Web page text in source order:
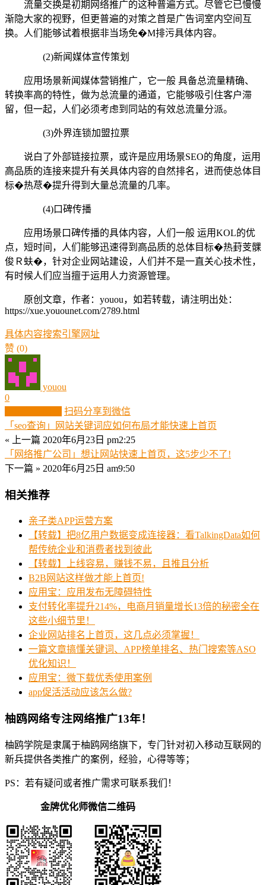
流量交换是初期网络推广的这种普遍方式。尽管它已慢慢
渐隐大家的视野，但更普遍的对策之首是广告词室内空间互
换。人们能够试着根据非当场免�M排污具体内容。
(2)新闻媒体宣传策划
应用场景新闻媒体营销推广，它一般 具备总流量精确、
转换率高的特性，做为总流量的通道，它能够吸引住客户滞
留，但一起，人们必须考虑到同站的有效总流量分派。
(3)外界连锁加盟拉票
说白了外部链接拉票，或许是应用场景SEO的角度，运用
高品质的连接来提升有关具体内容的自然排名，进而使总体目
标�热荩�提升得到大量总流量的几率。
(4)口碑传播
应用场景口碑传播的具体内容，人们一般 运用KOL的优
点，短时间，人们能够迅速得到高品质的总体目标�热葑芰髁
俊Ｒ蚨�，针对企业网站建设，人们并不是一直关心技术性，
有时候人们应当擅于运用人力资源管理。
原创文章，作者：youou，如若转载，请注明出处：
https://xue.youounet.com/2789.html
具体内容搜索引擎网址
赞 (0)
youou
0
扫码分享到微信
「seo查询」网站关键词应如何布局才能快速上首页
« 上一篇 2020年6月23日 pm2:25
「网络推广公司」想让网站快速上首页，这5步少不了!
下一篇 » 2020年6月25日 am9:50
相关推荐
亲子类APP运营方案
【转载】把8亿用户数据变成连接器：看TalkingData如何
帮传统企业和消费者找到彼此
【转载】上线容易，赚钱不易，且推且分析
B2B网站这样做才能上首页!
应用宝：应用发布无障碍特性
支付转化率提升214%，电商月销量增长13倍的秘密全在
这些小细节里！
企业网站排名上首页，这几点必须掌握！
一篇文章搞懂关键词、APP榜单排名、热门搜索等ASO
优化知识！
应用宝：微下载优秀使用案例
app促活活动应该怎么做?
柚鸥网络专注网络推广13年！
柚鸥学院是隶属于柚鸥网络旗下，专门针对初入移动互联网的
新兵提供各类推广的案例，经验，心得等等；
PS：若有疑问或者推广需求可联系我们！
金牌优化师微信二维码